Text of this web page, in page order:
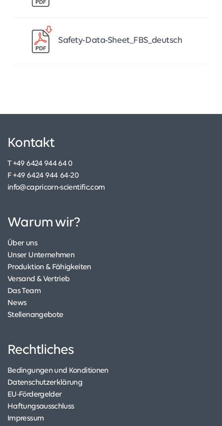
Safety-Data-Sheet_FBS_deutsch
Kontakt
T +49 6424 944 64 0
F +49 6424 944 64-20
info@capricorn-scientific.com
Warum wir?
Über uns
Unser Unternehmen
Produktion & Fähigkeiten
Versand & Vertrieb
Das Team
News
Stellenangebote
Rechtliches
Bedingungen und Konditionen
Datenschutzerklärung
EU-Fördergelder
Haftungsausschluss
Impressum